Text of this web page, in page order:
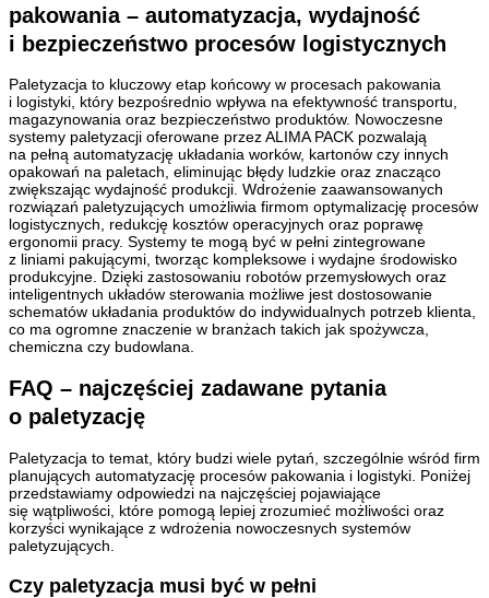
pakowania – automatyzacja, wydajność
i bezpieczeństwo procesów logistycznych
Paletyzacja to kluczowy etap końcowy w procesach pakowania
i logistyki, który bezpośrednio wpływa na efektywność transportu,
magazynowania oraz bezpieczeństwo produktów. Nowoczesne
systemy paletyzacji oferowane przez ALIMA PACK pozwalają
na pełną automatyzację układania worków, kartonów czy innych
opakowań na paletach, eliminując błędy ludzkie oraz znacząco
zwiększając wydajność produkcji. Wdrożenie zaawansowanych
rozwiązań paletyzujących umożliwia firmom optymalizację procesów
logistycznych, redukcję kosztów operacyjnych oraz poprawę
ergonomii pracy. Systemy te mogą być w pełni zintegrowane
z liniami pakującymi, tworząc kompleksowe i wydajne środowisko
produkcyjne. Dzięki zastosowaniu robotów przemysłowych oraz
inteligentnych układów sterowania możliwe jest dostosowanie
schematów układania produktów do indywidualnych potrzeb klienta,
co ma ogromne znaczenie w branżach takich jak spożywcza,
chemiczna czy budowlana.
FAQ – najczęściej zadawane pytania
o paletyzację
Paletyzacja to temat, który budzi wiele pytań, szczególnie wśród firm
planujących automatyzację procesów pakowania i logistyki. Poniżej
przedstawiamy odpowiedzi na najczęściej pojawiające
się wątpliwości, które pomogą lepiej zrozumieć możliwości oraz
korzyści wynikające z wdrożenia nowoczesnych systemów
paletyzujących.
Czy paletyzacja musi być w pełni